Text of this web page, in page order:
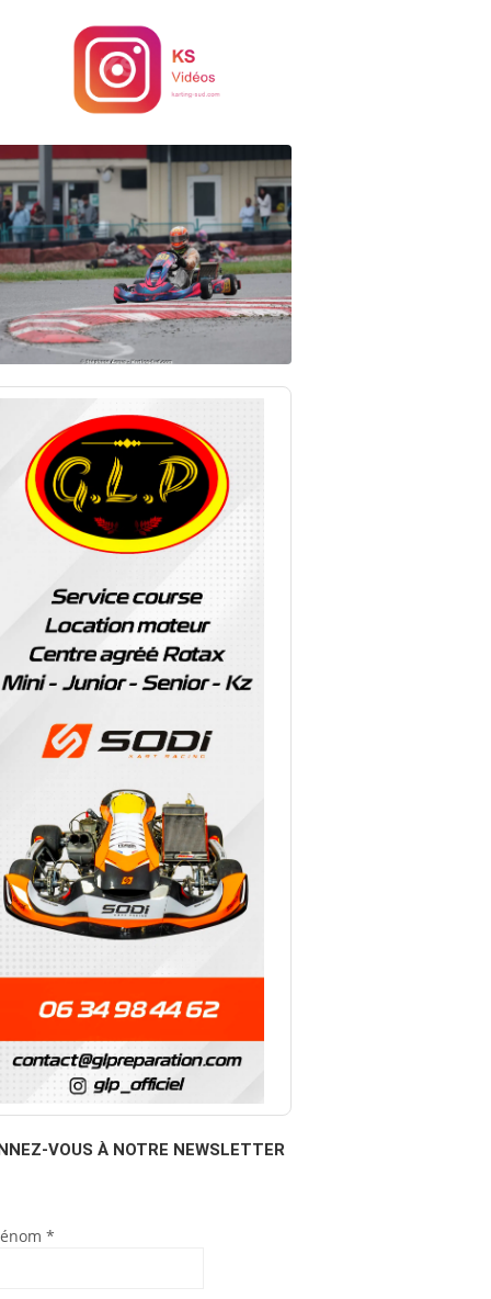
VOUS À NOTRE NEWSLETTER
*